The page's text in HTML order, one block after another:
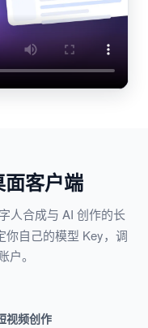
客户端
人合成与 AI 创作的长
你自己的模型 Key，调
户。
视频创作